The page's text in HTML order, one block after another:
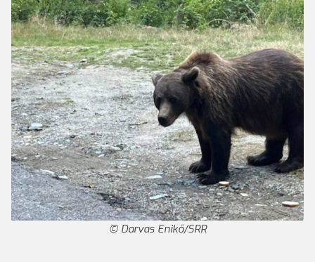
Darvas Enikő/SRR